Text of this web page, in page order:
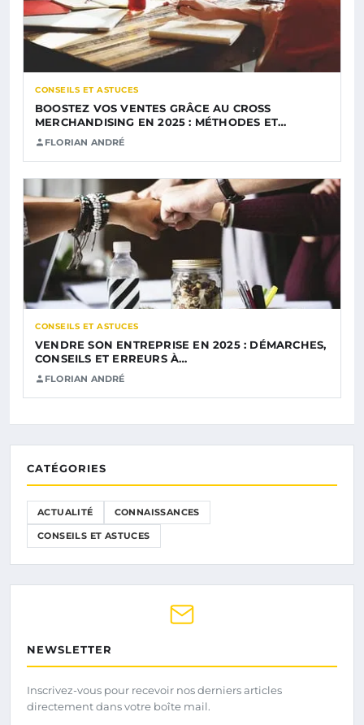
CONSEILS ET ASTUCES
BOOSTEZ VOS VENTES GRÂCE AU CROSS
MERCHANDISING EN 2025 : MÉTHODES ET…
FLORIAN ANDRÉ
CONSEILS ET ASTUCES
VENDRE SON ENTREPRISE EN 2025 : DÉMARCHES,
CONSEILS ET ERREURS À…
FLORIAN ANDRÉ
CATÉGORIES
ACTUALITÉ CONNAISSANCES
CONSEILS ET ASTUCES
NEWSLETTER
Inscrivez-vous pour recevoir nos derniers articles
directement dans votre boîte mail.